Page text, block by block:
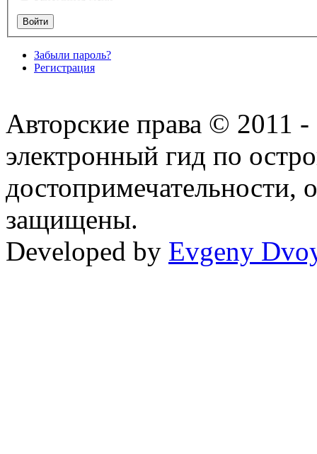
Забыли пароль?
Регистрация
Авторские права © 2011
электронный гид по
достопримечательности,
защищены.
Developed by Evgeny